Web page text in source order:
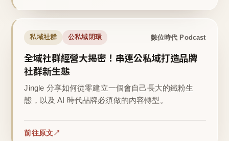
私域社群 公私域閉環 數位時代 Podcast
全域社群經營大揭密！串連公私域打造品牌
社群新生態
Jingle 分享如何從零建立一個會自己長大的鐵粉生
態，以及 AI 時代品牌必須做的內容轉型。
前往原文